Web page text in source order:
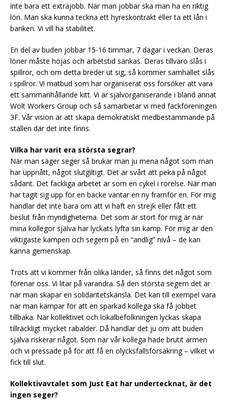
inte bara ett extrajobb. När man jobbar ska man ha en riktig
lön. Man ska kunna teckna ett hyreskontrakt eller ta ett lån i
banken. Vi vill ha stabilitet.
En del av buden jobbar 15-16 timmar, 7 dagar i veckan. Deras
löner måste höjas och arbetstid sänkas. Deras tillvaro slås i
spillror, och om detta breder ut sig, så kommer samhället slås
i spillror. Vi matbud som har organiserat oss försöker att vara
ett sammanhållande kitt. Vi är självorganiserande i bland annat
Wolt Workers Group och så samarbetar vi med fackföreningen
3F. Vår vision är att skapa demokratiskt medbestämmande på
ställen där det inte finns.
Vilka har varit era största segrar?
När man säger seger så brukar man ju mena något som man
har uppnått, något slutgiltigt. Det är svårt att peka på något
sådant. Det fackliga arbetet är som en cykel i rörelse. När man
har tagit sig upp för en backe väntar en ny framför en. För mig
handlar det inte bara om att vi haft en strejk eller fått ett
beslut från myndigheterna. Det som är stort för mig är när
mina kollegor själva har lyckats lyfta sin kamp. För mig är den
viktigaste kampen och segern på en “andlig” nivå – de kan
känna gemenskap.
Trots att vi kommer från olika länder, så finns det något som
förenar oss. Vi litar på varandra. Så den största segern det är
när man skapar en solidaritetskänsla. Det kan till exempel vara
när man kämpar för att en sparkad kollega ska få jobbet
tillbaka. När kollektivet och lokalbefolkningen lyckas skapa
tillräckligt mycket rabalder. Då handlar det ju om att buden
själva riskerar något. Som när vår kollega hade brutit armen
och vi pressade på för att få en olycksfallsförsäkring – vilket vi
fick till slut.
Kollektivavtalet som Just Eat har undertecknat, är det
ingen seger?